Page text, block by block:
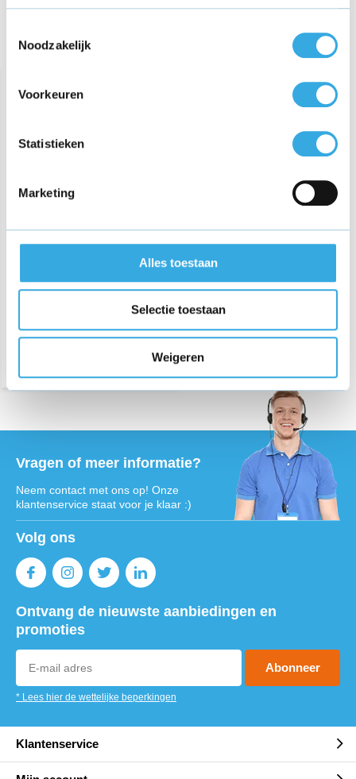
Noodzakelijk
Voorkeuren
Statistieken
Marketing
Alles toestaan
Selectie toestaan
Weigeren
Recent bekeken
160W
€ 28,95
Morgen in huis
Vragen of meer informatie?
Neem contact met ons op! Onze
klantenservice staat voor je klaar :)
Volg ons
Ontvang de nieuwste aanbiedingen en
promoties
Abonneer
* Lees hier de wettelijke beperkingen
Klantenservice